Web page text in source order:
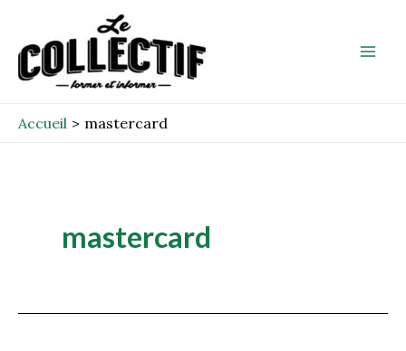
contenu
Accueil mastercard
mastercard